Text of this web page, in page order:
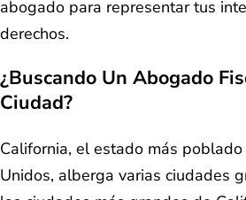
abogado para representar tus
derechos.
¿Buscando Un Abogado
Ciudad?
California, el estado más
Unidos, alberga varias ciudades